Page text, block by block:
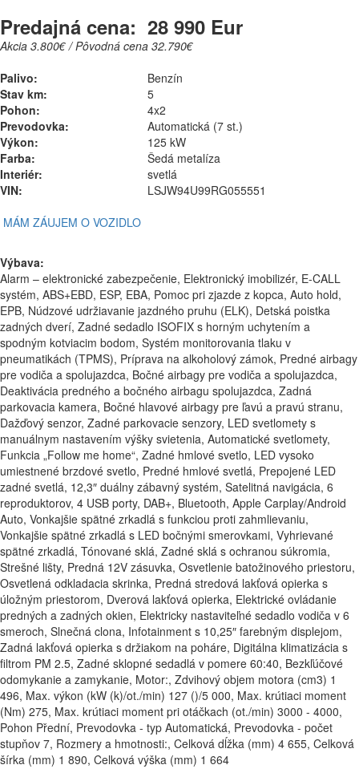
Predajná cena: 28 990 Eur
Akcia 3.800€ / Pôvodná cena 32.790€
Palivo:
Benzín
Stav km:
5
Pohon:
4x2
Prevodovka:
Automatická (7 st.)
Výkon:
125 kW
Farba:
Šedá metalíza
Interiér:
svetlá
VIN:
LSJW94U99RG055551
MÁM ZÁUJEM O VOZIDLO
Výbava:
Alarm – elektronické zabezpečenie, Elektronický imobilizér, E-CALL
systém, ABS+EBD, ESP, EBA, Pomoc pri zjazde z kopca, Auto hold,
EPB, Núdzové udržiavanie jazdného pruhu (ELK), Detská poistka
zadných dverí, Zadné sedadlo ISOFIX s horným uchytením a
spodným kotviacim bodom, Systém monitorovania tlaku v
pneumatikách (TPMS), Príprava na alkoholový zámok, Predné airbagy
pre vodiča a spolujazdca, Bočné airbagy pre vodiča a spolujazdca,
Deaktivácia predného a bočného airbagu spolujazdca, Zadná
parkovacia kamera, Bočné hlavové airbagy pre ľavú a pravú stranu,
Dažďový senzor, Zadné parkovacie senzory, LED svetlomety s
manuálnym nastavením výšky svietenia, Automatické svetlomety,
Funkcia „Follow me home“, Zadné hmlové svetlo, LED vysoko
umiestnené brzdové svetlo, Predné hmlové svetlá, Prepojené LED
zadné svetlá, 12,3″ duálny zábavný systém, Satelitná navigácia, 6
reproduktorov, 4 USB porty, DAB+, Bluetooth, Apple Carplay/Android
Auto, Vonkajšie spätné zrkadlá s funkciou proti zahmlievaniu,
Vonkajšie spätné zrkadlá s LED bočnými smerovkami, Vyhrievané
spätné zrkadlá, Tónované sklá, Zadné sklá s ochranou súkromia,
Strešné lišty, Predná 12V zásuvka, Osvetlenie batožinového priestoru,
Osvetlená odkladacia skrinka, Predná stredová lakťová opierka s
úložným priestorom, Dverová lakťová opierka, Elektrické ovládanie
predných a zadných okien, Elektricky nastaviteľné sedadlo vodiča v 6
smeroch, Slnečná clona, Infotainment s 10,25″ farebným displejom,
Zadná lakťová opierka s držiakom na poháre, Digitálna klimatizácia s
filtrom PM 2.5, Zadné sklopné sedadlá v pomere 60:40, Bezkľúčové
odomykanie a zamykanie, Motor:, Zdvihový objem motora (cm3) 1
496, Max. výkon (kW (k)/ot./min) 127 ()/5 000, Max. krútiaci moment
(Nm) 275, Max. krútiaci moment pri otáčkach (ot./min) 3000 - 4000,
Pohon Přední, Prevodovka - typ Automatická, Prevodovka - počet
stupňov 7, Rozmery a hmotnosti:, Celková dĺžka (mm) 4 655, Celková
šírka (mm) 1 890, Celková výška (mm) 1 664